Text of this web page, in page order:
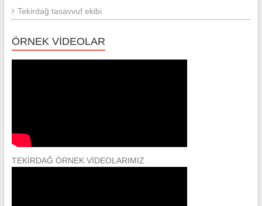
Tekirdağ tasavvuf ekibi
ÖRNEK VİDEOLAR
TEKİRDAĞ ÖRNEK VİDEOLARIMIZ